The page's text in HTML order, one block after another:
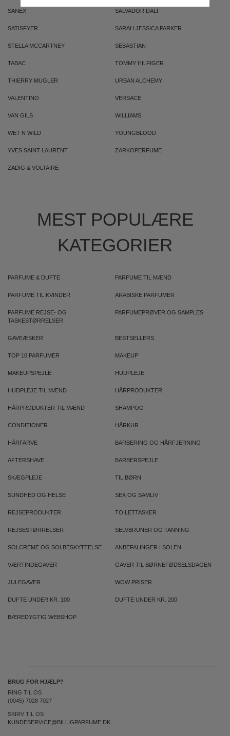
SANEX SALVADOR DALI
SATISFYER SARAH JESSICA PARKER
STELLA MCCARTNEY SEBASTIAN
TABAC TOMMY HILFIGER
THIERRY MUGLER URBAN ALCHEMY
VALENTINO VERSACE
VAN GILS WILLIAMS
WET N WILD YOUNGBLOOD
YVES SAINT LAURENT ZARKOPERFUME
ZADIG & VOLTAIRE
MEST POPULÆRE
KATEGORIER
PARFUME & DUFTE PARFUME TIL MÆND
PARFUME TIL KVINDER ARABISKE PARFUMER
PARFUME REJSE- OG
TASKESTØRRELSER
PARFUMEPRØVER OG SAMPLES
GAVEÆSKER BESTSELLERS
TOP 10 PARFUMER MAKEUP
MAKEUPSPEJLE HUDPLEJE
HUDPLEJE TIL MÆND HÅRPRODUKTER
HÅRPRODUKTER TIL MÆND SHAMPOO
CONDITIONER HÅRKUR
HÅRFARVE BARBERING OG HÅRFJERNING
AFTERSHAVE BARBERSPEJLE
SKÆGPLEJE TIL BØRN
SUNDHED OG HELSE SEX OG SAMLIV
REJSEPRODUKTER TOILETTASKER
REJSESTØRRELSER SELVBRUNER OG TANNING
SOLCREME OG SOLBESKYTTELSE ANBEFALINGER I SOLEN
VÆRTINDEGAVER GAVER TIL BØRNEFØDSELSDAGEN
JULEGAVER WOW PRISER
DUFTE UNDER KR. 100 DUFTE UNDER KR. 200
BÆREDYGTIG WEBSHOP
BRUG FOR HJÆLP?
RING TIL OS
(0045) 7028 7027
SKRIV TIL OS
KUNDESERVICE@BILLIGPARFUME.DK